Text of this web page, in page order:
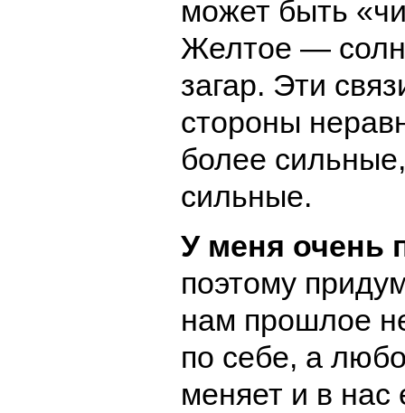
может быть
Желтое —
загар. Эти
стороны
более
сильные.
У меня очень
поэтому
нам прошлое
по себе, а
меняет и в нас